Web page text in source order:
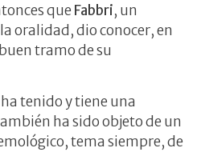
que Fabbri, un
oralidad, dio conocer, en
tramo de su
tenido y tiene una
ha sido objeto de un
tema siempre, de